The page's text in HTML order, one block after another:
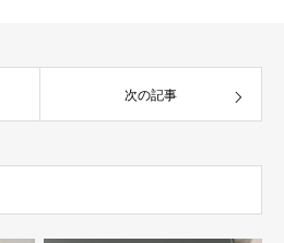
次の記事